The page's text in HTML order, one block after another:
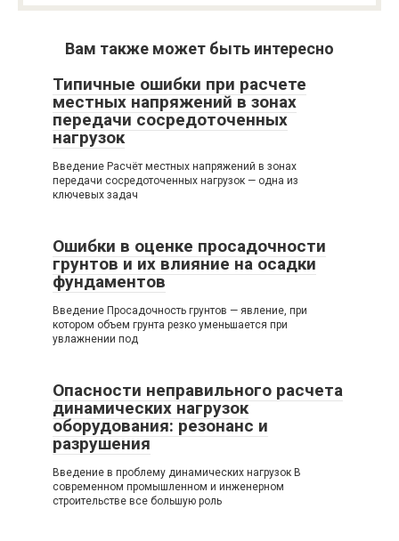
Вам также может быть интересно
Типичные ошибки при расчете
местных напряжений в зонах
передачи сосредоточенных
нагрузок
Введение Расчёт местных напряжений в зонах
передачи сосредоточенных нагрузок — одна из
ключевых задач
Ошибки в оценке просадочности
грунтов и их влияние на осадки
фундаментов
Введение Просадочность грунтов — явление, при
котором объем грунта резко уменьшается при
увлажнении под
Опасности неправильного расчета
динамических нагрузок
оборудования: резонанс и
разрушения
Введение в проблему динамических нагрузок В
современном промышленном и инженерном
строительстве все большую роль